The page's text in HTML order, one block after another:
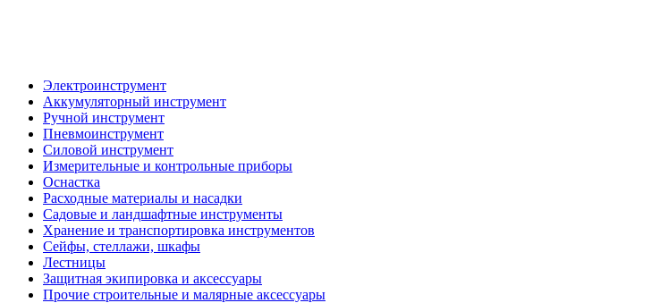
Электроинструмент
Аккумуляторный инструмент
Ручной инструмент
Пневмоинструмент
Силовой инструмент
Измерительные и контрольные приборы
Оснастка
Расходные материалы и насадки
Садовые и ландшафтные инструменты
Хранение и транспортировка инструментов
Сейфы, стеллажи, шкафы
Лестницы
Защитная экипировка и аксессуары
Прочие строительные и малярные аксессуары